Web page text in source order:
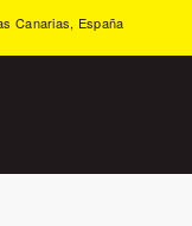
Canarias, España